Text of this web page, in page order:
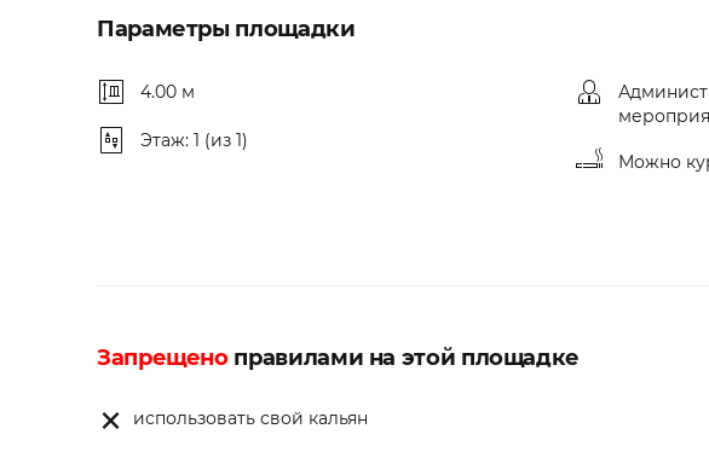
Параметры площадки
4.00 м
Этаж: 1 (из 1)
Можно
Запрещеноправилами на этой площадке
использовать свой кальян